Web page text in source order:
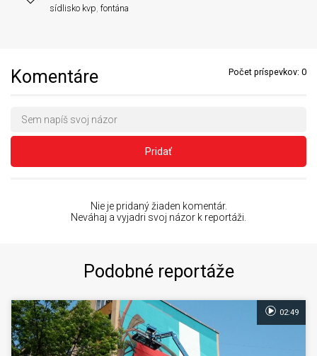
sídlisko kvp fontána
Komentáre Počet príspevkov: 0
Pridať
Nie je pridaný žiaden komentár.
Neváhaj a vyjadri svoj názor k reportáži.
Podobné reportáže
02:49